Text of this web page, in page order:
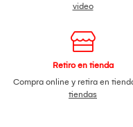
video
Retiro en tienda
Compra online y retira en
tiendas